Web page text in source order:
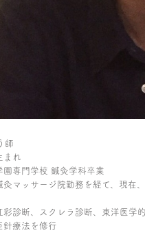
師
まれ
園専門学校 鍼灸学科卒業
灸マッサージ院勤務を経て、現在
彩診断、スクレラ診断、東洋医学
針療法を修行